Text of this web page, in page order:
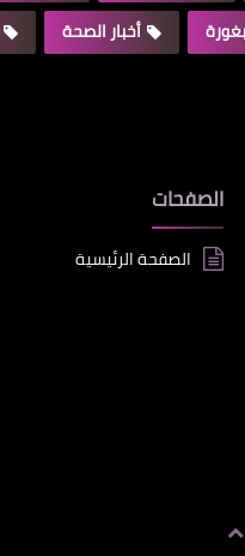
أخبار الصحة
الصفحات
الصفحة الرئيسية